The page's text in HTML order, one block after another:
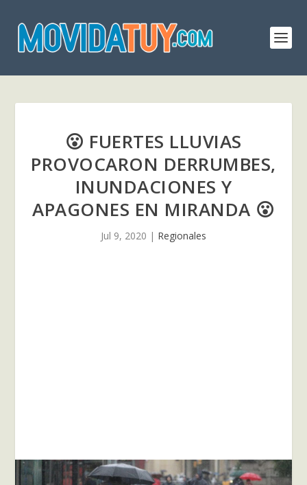
😮 FUERTES LLUVIAS
PROVOCARON DERRUMBES,
INUNDACIONES Y
APAGONES EN MIRANDA 😮
Jul 9, 2020 | Regionales